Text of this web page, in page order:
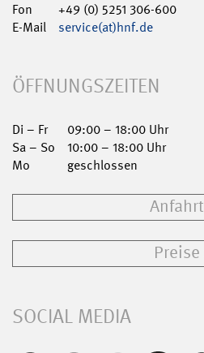
Fon
+49 (0) 5251 306-600
E-Mail
service(at)hnf.de
ÖFFNUNGSZEITEN
Di – Fr
09:00 – 18:00 Uhr
Sa – So
10:00 – 18:00 Uhr
Mo
geschlossen
Anfahrt
Preise
SOCIAL MEDIA